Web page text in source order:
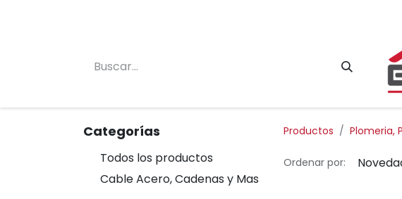
Categorías
Todos los productos
Cable Acero, Cadenas y Mas
Productos Plomeria,
Ordenar por: